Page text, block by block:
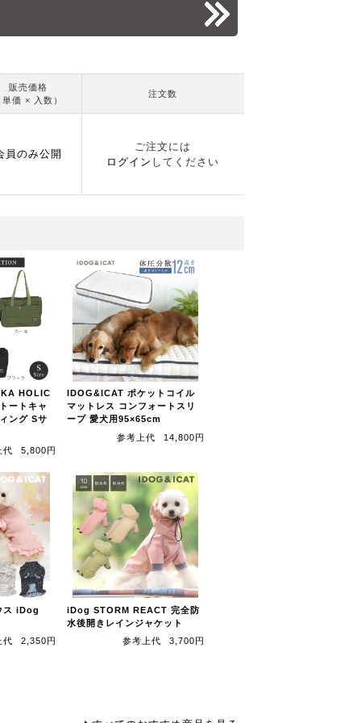
販売価格
単価 × 入数）
注文数
員のみ公開
ご注文には
ログイン してください
HOLIC
ートキャ
ング Sサ
代 5,800円
IDOG&ICAT ポケットコイル
マットレス コンフォートスリ
ープ 愛犬用95×65cm
参考上代
14,800円
ス iDog
代 2,350円
iDog STORM REACT 完全防
水後開きレインジャケット
参考上代
3,700円